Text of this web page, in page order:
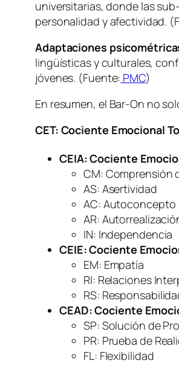
universitarias, donde las
personalidad y afectividad.
Adaptaciones
lingüísticas y culturales,
jóvenes. (Fuente: PMC)
En resumen, el Bar-On no
CET: Cociente Emocional
CEIA: Cociente
CM: Comprensión
AS: Asertividad
AC: Autoconcepto
AR:
IN: Independencia
CEIE: Cociente
EM: Empatía
RI: Relaciones
RS:
CEAD: Cociente
SP: Solución de
PR: Prueba de
FL: Flexibilidad